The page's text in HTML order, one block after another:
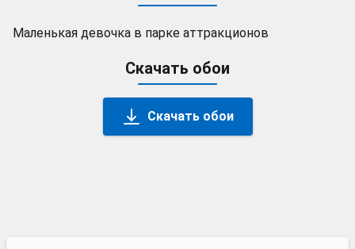
Маленькая девочка в парке аттракционов
Скачать обои
Скачать обои